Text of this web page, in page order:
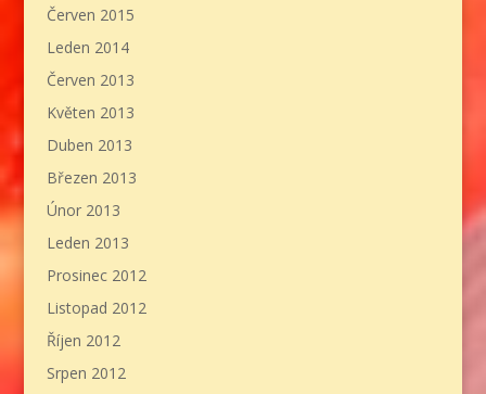
Červen 2015
Leden 2014
Červen 2013
Květen 2013
Duben 2013
Březen 2013
Únor 2013
Leden 2013
Prosinec 2012
Listopad 2012
Říjen 2012
Srpen 2012